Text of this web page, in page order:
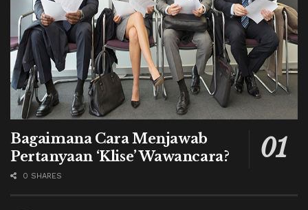
Bagaimana Cara Menjawab
Pertanyaan ‘Klise’ Wawancara?
0 SHARES